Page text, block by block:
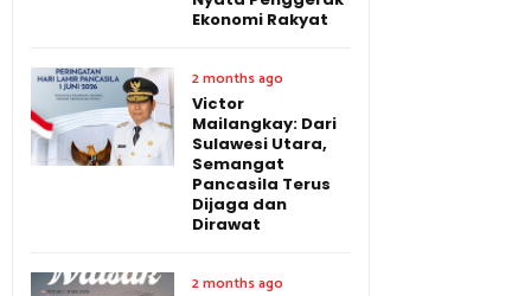
Ekonomi Rakyat
2 months ago
Victor
Mailangkay: Dari
Sulawesi Utara,
Semangat
Pancasila Terus
Dijaga dan
Dirawat
2 months ago